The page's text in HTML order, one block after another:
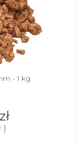
- 1 kg
)